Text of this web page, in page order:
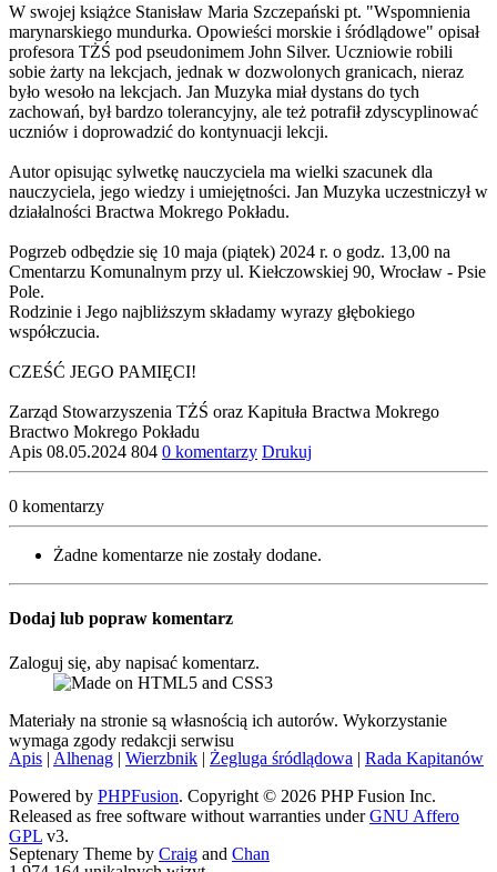
W swojej książce Stanisław Maria Szczepański pt. "Wspomnienia
marynarskiego mundurka. Opowieści morskie i śródlądowe" opisał
profesora TŻŚ pod pseudonimem John Silver. Uczniowie robili
sobie żarty na lekcjach, jednak w dozwolonych granicach, nieraz
było wesoło na lekcjach. Jan Muzyka miał dystans do tych
zachowań, był bardzo tolerancyjny, ale też potrafił zdyscyplinować
uczniów i doprowadzić do kontynuacji lekcji.
Autor opisując sylwetkę nauczyciela ma wielki szacunek dla
nauczyciela, jego wiedzy i umiejętności. Jan Muzyka uczestniczył w
działalności Bractwa Mokrego Pokładu.
Pogrzeb odbędzie się 10 maja (piątek) 2024 r. o godz. 13,00 na
Cmentarzu Komunalnym przy ul. Kiełczowskiej 90, Wrocław - Psie
Pole.
Rodzinie i Jego najbliższym składamy wyrazy głębokiego
współczucia.
CZEŚĆ JEGO PAMIĘCI!
Zarząd Stowarzyszenia TŻŚ oraz Kapituła Bractwa Mokrego
Bractwo Mokrego Pokładu
Apis 08.05.2024 804 0 komentarzy Drukuj
0 komentarzy
Żadne komentarze nie zostały dodane.
Dodaj lub popraw komentarz
Zaloguj się, aby napisać komentarz.
Materiały na stronie są własnością ich autorów. Wykorzystanie
wymaga zgody redakcji serwisu
Apis | Alhenag | Wierzbnik | Żegluga śródlądowa | Rada Kapitanów
Powered by PHPFusion. Copyright © 2026 PHP Fusion Inc.
Released as free software without warranties underGNU Affero
GPL v3.
Septenary Theme by Craig and Chan